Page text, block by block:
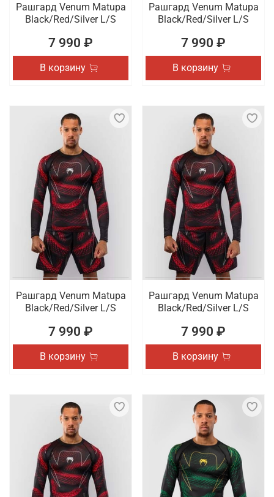
Рашгард Venum Matupa
Black/Red/Silver L/S
7 990 ₽
В корзину
Рашгард Venum Matupa
Black/Red/Silver L/S
7 990 ₽
В корзину
Рашгард Venum Matupa
Black/Red/Silver L/S
7 990 ₽
В корзину
Рашгард Venum Matupa
Black/Red/Silver L/S
7 990 ₽
В корзину